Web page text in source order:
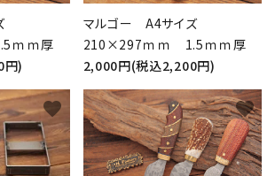
ｍｍ厚
円)
マルゴー A4サイズ
210×297ｍｍ 1.5ｍｍ厚
2,000円(税込2,200円)
favorite favorite